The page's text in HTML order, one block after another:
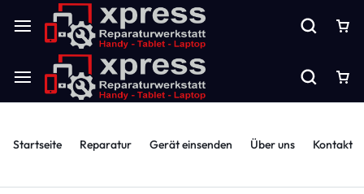
Startseite Reparatur Gerät einsenden Über uns Kontakt